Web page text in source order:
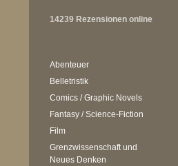
14239 Rezensionen online
Abenteuer
Belletristik
Comics / Graphic Novels
Fantasy / Science-Fiction
Film
Grenzwissenschaft und
Neues Denken